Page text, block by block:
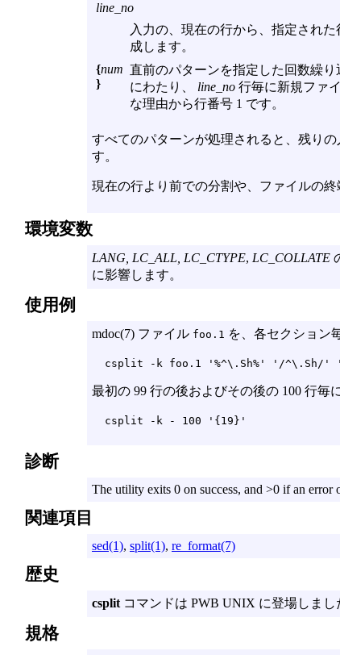
line_no
入力の、現在の行から、指定され
成します。
{num
}
直前のパターンを指定した回数繰
にわたり、 line_no 行毎に新規ファ
な理由から行番号 1 です。
すべてのパターンが処理されると、残り
す。
現在の行より前での分割や、ファイルの
環境変数
LANG, LC_ALL, LC_CTYPE, LC_COLLATE
に影響します。
使用例
mdoc(7) ファイル foo.1 を、各セクション
csplit -k foo.1 '%^\.Sh%' '/^\.Sh/'
最初の 99 行の後およびその後の 100 行毎
csplit -k - 100 '{19}'
診断
The utility exits 0 on success, and >0 if an error
関連項目
sed(1), split(1), re_format(7)
歴史
csplit コマンドは PWB UNIX に登場しまし
規格